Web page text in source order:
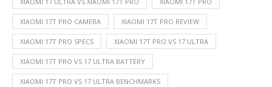
XIAOMI 17T PRO CAMERA XIAOMI 17T PRO REVIEW
XIAOMI 17T PRO SPECS XIAOMI 17T PRO VS 17 ULTRA
XIAOMI 17T PRO VS 17 ULTRA BATTERY
XIAOMI 17T PRO VS 17 ULTRA BENCHMARKS